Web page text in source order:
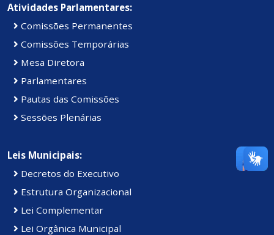
Atividades Parlamentares:
Comissões Permanentes
Comissões Temporárias
Mesa Diretora
Parlamentares
Pautas das Comissões
Sessões Plenárias
Leis Municipais:
Decretos do Executivo
Estrutura Organizacional
Lei Complementar
Lei Orgânica Municipal